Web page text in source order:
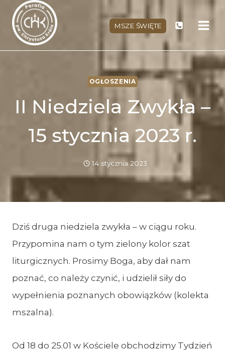
Przejdź
treści
MSZE ŚWIĘTE
OGŁOSZENIA
II Niedziela Zwykła –
15 stycznia 2023 r.
14 stycznia 2023
Dziś druga niedziela zwykła – w ciągu roku.
Przypomina nam o tym zielony kolor szat
liturgicznych. Prosimy Boga, aby dał nam
poznać, co należy czynić, i udzielił siły do
wypełnienia poznanych obowiązków (kolekta
mszalna).
Od 18 do 25.01 w Kościele obchodzimy Tydzień